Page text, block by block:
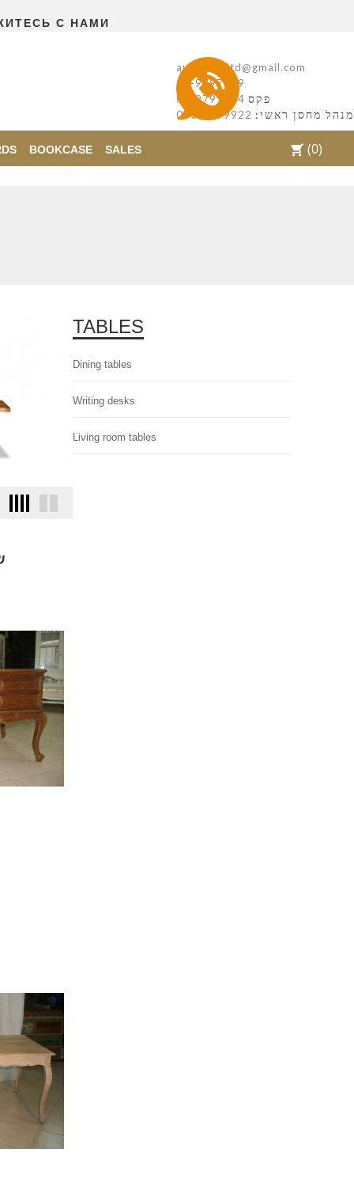
С НАМИ
autentikaltd@gmail.com
08-9797169
08-9797554 פקס
מנהל מחסן ראשי:
shopping_cart (0)
BOOKCASE SALES
TABLES
Dining tables
Writing desks
Living room tables